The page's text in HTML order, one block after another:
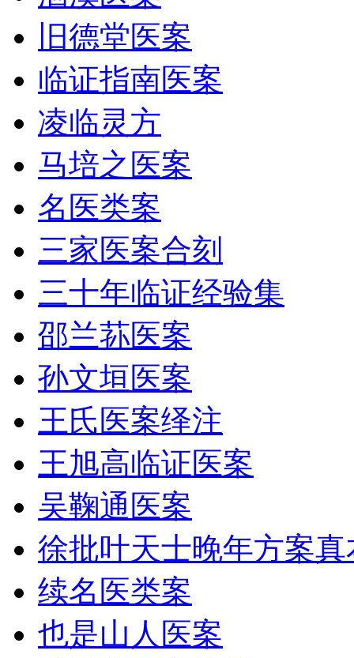
旧德堂医案
临证指南医案
凌临灵方
马培之医案
名医类案
三家医案合刻
三十年临证经验集
邵兰荪医案
孙文垣医案
王氏医案绎注
王旭高临证医案
吴鞠通医案
徐批叶天士晚年方案真
续名医类案
也是山人医案